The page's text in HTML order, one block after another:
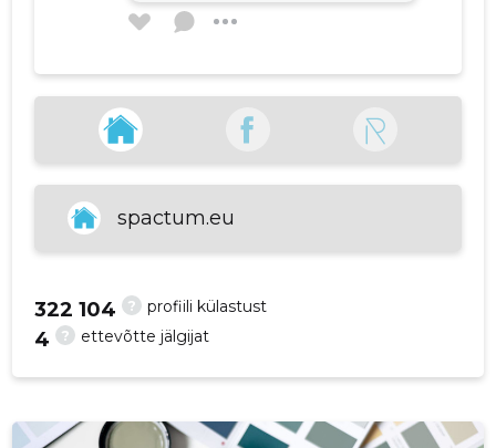
spactum.eu
? profiili külastust
322 104
? ettevõtte jälgijat
4